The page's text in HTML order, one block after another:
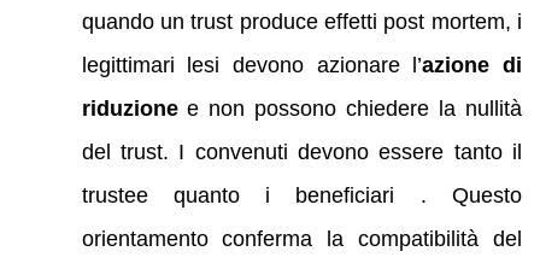
quando un trust produce effetti post mortem, i
legittimari lesi devono azionare l’azione di
riduzionee non possono chiedere la nullità
del trust. I convenuti devono essere tanto il
trustee quanto i beneficiari . Questo
orientamento conferma la compatibilità del